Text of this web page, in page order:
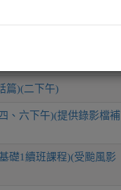
篇)(二下午)
、六下午)(提供錄影檔補
礎1續班課程)(受颱風影